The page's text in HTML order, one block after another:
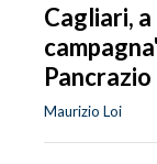
Cagliari,
Pancrazio
Maurizio Loi